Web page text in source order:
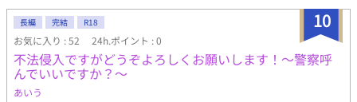
10
長編 完結 R18
お気に入り : 52 24h.ポイント : 0
不法侵入ですがどうぞよろしくお願いします！～警察呼
んでいいですか？～
あいう